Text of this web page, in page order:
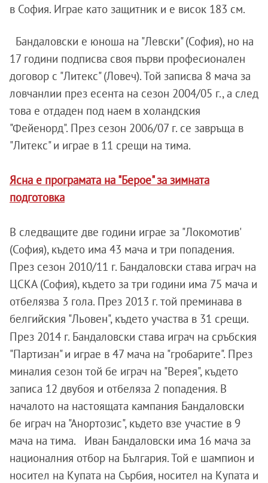
в София. Играе като защитник и е висок 183 см.
Бандаловски е юноша на "Левски" (София), но на
17 години подписва своя първи професионален
договор с "Литекс" (Ловеч). Той записва 8 мача за
ловчанлии през есента на сезон 2004/05 г., а след
това е отдаден под наем в холандския
"Фейенорд". През сезон 2006/07 г. се завръща в
"Литекс" и играе в 11 срещи на тима.
Ясна е програмата на "Берое" за зимната
подготовка
В следващите две години играе за "Локомотив'
(София), където има 43 мача и три попадения.
През сезон 2010/11 г. Бандаловски става играч на
ЦСКА (София), където за три години има 75 мача и
отбелязва 3 гола. През 2013 г. той преминава в
белгийския "Льовен", където участва в 31 срещи.
През 2014 г. Бандаловски става играч на сръбския
"Партизан" и играе в 47 мача на "гробарите". През
миналия сезон той бе играч на "Верея", където
записа 12 двубоя и отбеляза 2 попадения. В
началото на настоящата кампания Бандаловски
бе играч на "Анортозис", където взе участие в 9
мача на тима.
Иван Бандаловски има 16 мача за
националния отбор на България. Той е шампион и
носител на Купата на Сърбия, носител на Купата и